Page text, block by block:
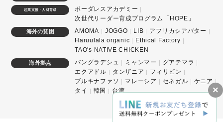
×
起業支援・人材育成
ボーダレスアカデミー
次世代リーダー育成プログラム「HOPE」
海外の貧困 AMOMA JOGGO LIB
アフリカシアバター
Haruulala organic
Ethical Factory
TAO's NATIVE CHICKEN
海外拠点 バングラデシュ ミャンマー
グアテマラ
エクアドル
タンザニア
フィリピン
ブルキナファソ
マレーシア セネガル
ケニア
タイ
韓国 台湾